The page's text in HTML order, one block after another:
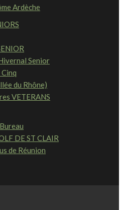
Ardèche
Senior
Cinq
du Rhône)
VETERANS
DE ST CLAIR
de Réunion